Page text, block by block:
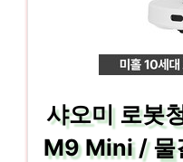
샤오미 로봇
M9 Mini / 물